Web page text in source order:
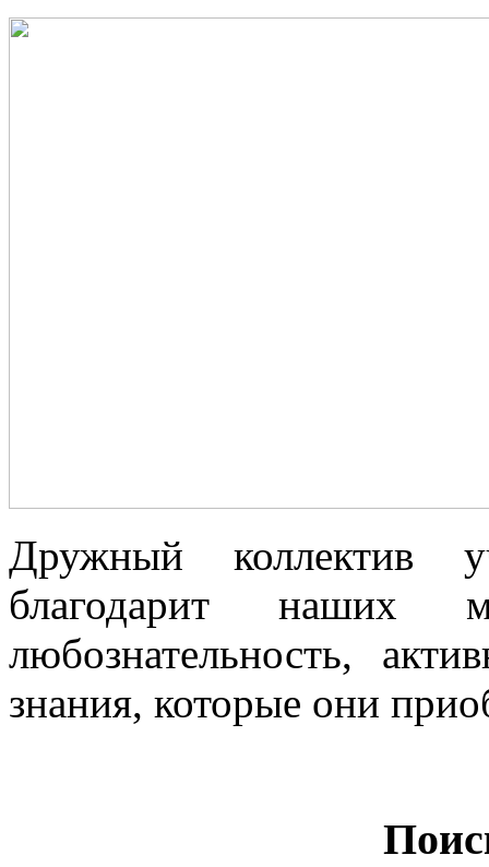
Дружный коллектив
благодарит наших
любознательность,
знания, которые они